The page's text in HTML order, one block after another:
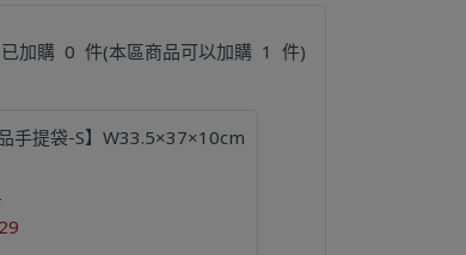
已加購 0 件(本區商品可以加購 1 件)
手提袋-S】W33.5×37×10cm